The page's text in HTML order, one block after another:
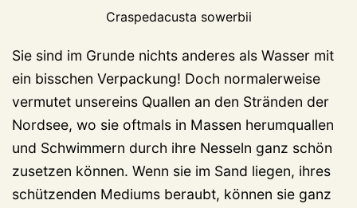
Craspedacusta sowerbii
Sie sind im Grunde nichts anderes als Wasser mit
ein bisschen Verpackung! Doch normalerweise
vermutet unsereins Quallen an den Stränden der
Nordsee, wo sie oftmals in Massen herumquallen
und Schwimmern durch ihre Nesseln ganz schön
zusetzen können. Wenn sie im Sand liegen, ihres
schützenden Mediums beraubt, können sie ganz